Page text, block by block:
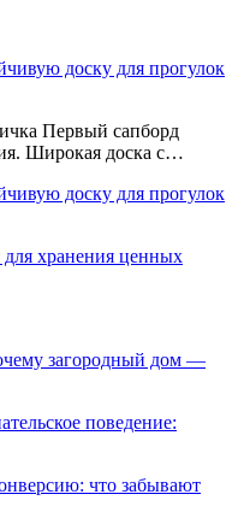
доску для прогулок
Первый сапборд
Широкая доска с…
доску для прогулок
для хранения ценных
загородный дом —
поведение:
что забывают